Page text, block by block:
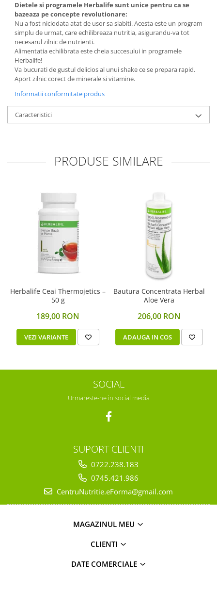
Dietele si programele Herbalife sunt unice pentru ca se
bazeaza pe concepte revolutionare:
Nu a fost niciodata atat de usor sa slabiti. Acesta este un program
simplu de urmat, care echilibreaza nutritia, asigurandu-va tot
necesarul zilnic de nutrienti.
Alimentatia echilibrata este cheia succesului in programele
Herbalife!
Va bucurati de gustul delicios al unui shake ce se prepara rapid.
Aport zilnic corect de minerale si vitamine.
Informatii conformitate produs
Caracteristici
PRODUSE SIMILARE
Herbalife Ceai Thermojetics –
50 g
189,00 RON
VEZI VARIANTE
Bautura Concentrata Herbal
Aloe Vera
206,00 RON
ADAUGA IN COS
SOCIAL
Urmareste-ne in social media
SUPORT CLIENTI
0722.238.183
0745.421.986
CentruNutritie.eForma@gmail.com
MAGAZINUL MEU
CLIENTI
DATE COMERCIALE